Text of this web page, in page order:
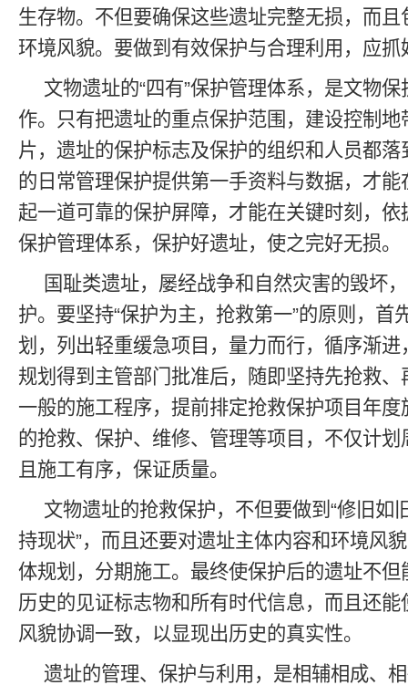
生存物。不但要确保这些遗址完整无损，而
环境风貌。要做到有效保护与合理利用，应抓
文物遗址的“四有”保护管理体系，是文物
作。只有把遗址的重点保护范围，建设控制
片，遗址的保护标志及保护的组织和人员都
的日常管理保护提供第一手资料与数据，才
起一道可靠的保护屏障，才能在关键时刻，依
保护管理体系，保护好遗址，使之完好无损。
国耻类遗址，屡经战争和自然灾害的毁坏
护。要坚持“保护为主，抢救第一”的原则，首
划，列出轻重缓急项目，量力而行，循序渐
规划得到主管部门批准后，随即坚持先抢救
一般的施工程序，提前排定抢救保护项目年
的抢救、保护、维修、管理等项目，不仅计
且施工有序，保证质量。
文物遗址的抢救保护，不但要做到“修旧如
持现状”，而且还要对遗址主体内容和环境风
体规划，分期施工。最终使保护后的遗址不
历史的见证标志物和所有时代信息，而且还
风貌协调一致，以显现出历史的真实性。
遗址的管理、保护与利用，是相辅相成、